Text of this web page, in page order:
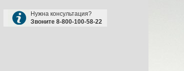
Нужна консультация?
Звоните 8-800-100-58-22